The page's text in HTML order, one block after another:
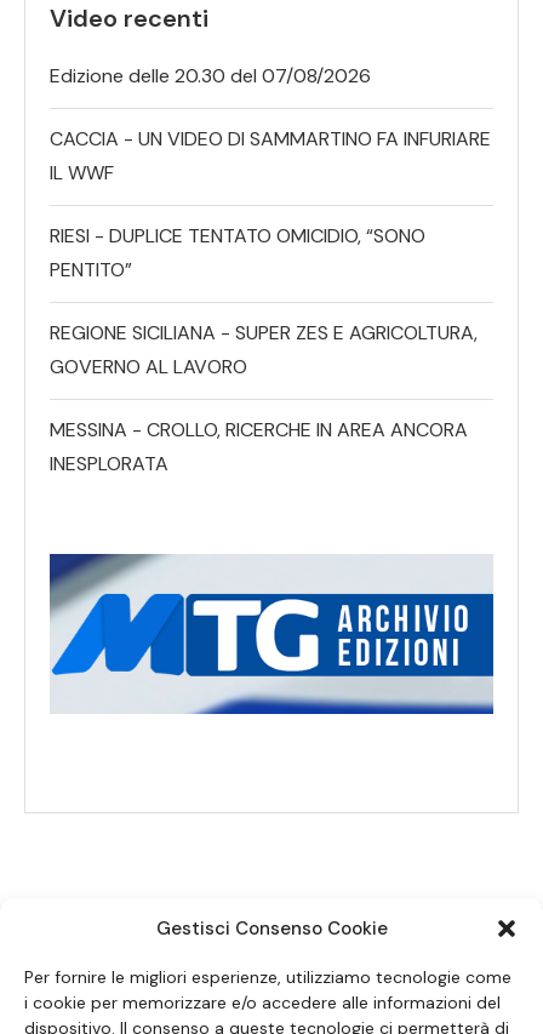
Gestisci Consenso Cookie
Per fornire le migliori esperienze, utilizziamo tecnologie come
i cookie per memorizzare e/o accedere alle informazioni del
dispositivo. Il consenso a queste tecnologie ci permetterà di
Video recenti
Edizione delle 20.30 del 07/08/2026
CACCIA - UN VIDEO DI SAMMARTINO FA INFURIARE
IL WWF
RIESI - DUPLICE TENTATO OMICIDIO, “SONO
PENTITO”
REGIONE SICILIANA - SUPER ZES E AGRICOLTURA,
GOVERNO AL LAVORO
MESSINA - CROLLO, RICERCHE IN AREA ANCORA
INESPLORATA
SEGUICI SUI SOCIAL